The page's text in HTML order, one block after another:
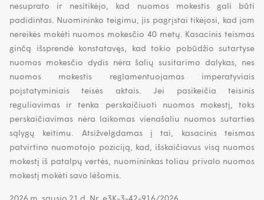
nesuprato ir nesitikėjo, kad nuomos mokestis gali būti
padidintas. Nuomininko teigimu, jis pagrįstai tikėjosi, kad jam
nereikės mokėti nuomos mokesčio 40 metų. Kasacinis teismas
ginčą išsprendė konstatavęs, kad tokio pobūdžio sutartyse
nuomos mokesčio dydis nėra šalių susitarimo dalykas, nes
nuomos mokestis reglamentuojamas imperatyviais
poįstatyminiais teisės aktais. Jei pasikeičia teisinis
reguliavimas ir tenka perskaičiuoti nuomos mokestį, toks
perskaičiavimas nėra laikomas vienašaliu nuomos sutarties
sąlygų keitimu. Atsižvelgdamas į tai, kasacinis teismas
patvirtino nuomotojo poziciją, kad, išskaičiavus visą nuomos
mokestį iš patalpų vertės, nuomininkas toliau privalo nuomos
mokestį mokėti savo lėšomis.
2026 m. sausio 21 d. Nr. e3K-3-42-916/2026